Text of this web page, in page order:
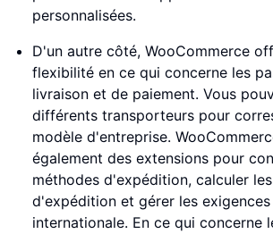
personnalisées.
D'un autre côté, WooCommerce
flexibilité en ce qui concerne les
livraison et de paiement. Vous
différents transporteurs pour
modèle d'entreprise.
également des extensions pour
méthodes d'expédition, calculer
d'expédition et gérer les
internationale. En ce qui concerne